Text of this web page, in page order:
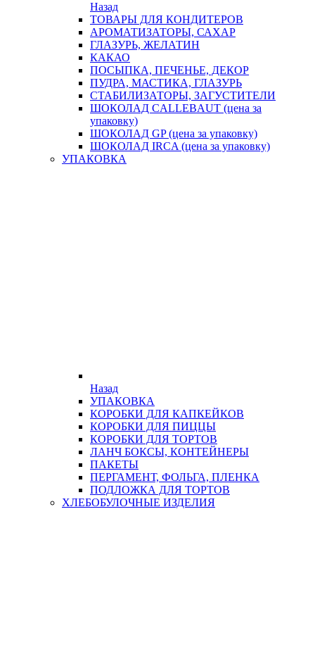
Назад
ТОВАРЫ ДЛЯ КОНДИТЕРОВ
АРОМАТИЗАТОРЫ, САХАР
ГЛАЗУРЬ, ЖЕЛАТИН
КАКАО
ПОСЫПКА, ПЕЧЕНЬЕ, ДЕКОР
ПУДРА, МАСТИКА, ГЛАЗУРЬ
СТАБИЛИЗАТОРЫ, ЗАГУСТИТЕЛИ
ШОКОЛАД CALLEBAUT (цена за
упаковку)
ШОКОЛАД GP (цена за упаковку)
ШОКОЛАД IRCA (цена за упаковку)
УПАКОВКА
Назад
УПАКОВКА
КОРОБКИ ДЛЯ КАПКЕЙКОВ
КОРОБКИ ДЛЯ ПИЦЦЫ
КОРОБКИ ДЛЯ ТОРТОВ
ЛАНЧ БОКСЫ, КОНТЕЙНЕРЫ
ПАКЕТЫ
ПЕРГАМЕНТ, ФОЛЬГА, ПЛЕНКА
ПОДЛОЖКА ДЛЯ ТОРТОВ
ХЛЕБОБУЛОЧНЫЕ ИЗДЕЛИЯ